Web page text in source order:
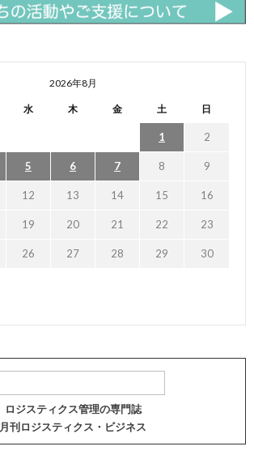
2026年8月
水 木 金 土 日
1 2
5 6 7 8 9
12 13 14 15 16
19 20 21 22 23
26 27 28 29 30
ロジスティクス管理の専門誌
月刊ロジスティクス・ビジネス